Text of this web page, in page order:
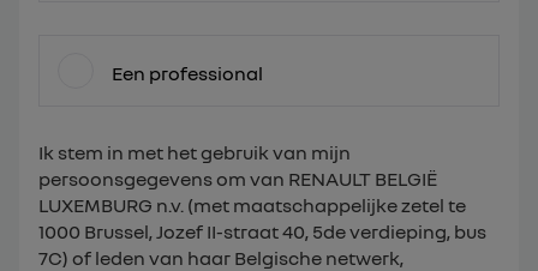
Een professional
Ik stem in met het gebruik van mijn
persoonsgegevens om van RENAULT BELGIË
LUXEMBURG n.v. (met maatschappelijke zetel te
1000 Brussel, Jozef II-straat 40, 5de verdieping, bus
7C) of leden van haar Belgische netwerk,